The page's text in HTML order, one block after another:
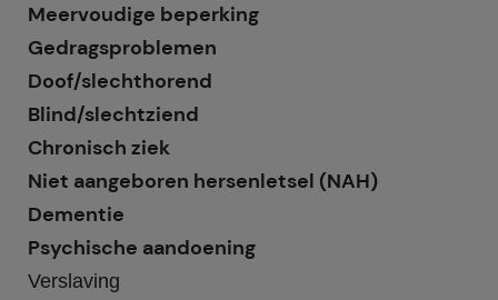
Meervoudige beperking
Gedragsproblemen
Doof/slechthorend
Blind/slechtziend
Chronisch ziek
Niet aangeboren hersenletsel (NAH)
Dementie
Psychische aandoening
Verslaving